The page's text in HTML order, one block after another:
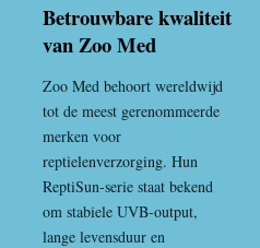
Betrouwbare kwaliteit
van Zoo Med
Zoo Med behoort wereldwijd
tot de meest gerenommeerde
merken voor
reptielenverzorging. Hun
ReptiSun-serie staat bekend
om stabiele UVB-output,
lange levensduur en